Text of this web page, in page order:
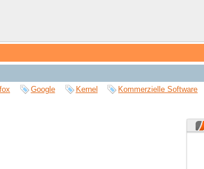
Google Kernel Kommerzielle Software